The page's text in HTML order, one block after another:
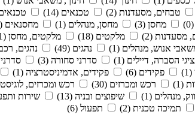
טבחים, מסעדנות (2) טכנאים (14)
מחסן (3) מחסן, מנהלים (1) מחסנאים (1)
מסעדנות (2) מלקטים (18) מלקטים, מחסן (1)
אנוש, מנהלים (1) נהגים (49) נהגים, רכב
הסברה, דיילים (1) סדרני סחורה (3)
פקידים (6) פקידים, אדמיניסטרציה (1)
(1) רכש ומכרזים (30) רכש ומכרזים,
מנהלים (1) שיפוצים ובניה (13) שירות
תמיכה טכנית (2) תפעול (6)